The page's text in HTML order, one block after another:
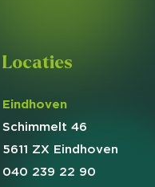
Locaties
Eindhoven
Schimmelt 46
5611 ZX Eindhoven
040 239 22 90